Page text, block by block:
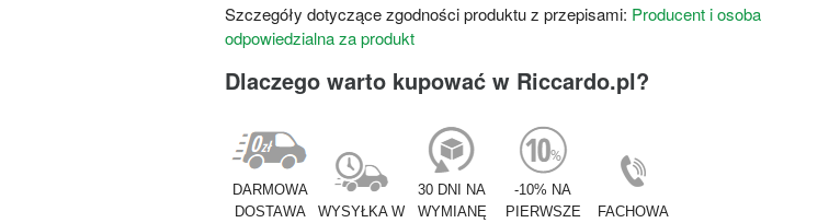
Szczegóły dotyczące zgodności produktu z przepisami: Producent i osoba
odpowiedzialna za produkt
Dlaczego warto kupować w Riccardo.pl?
DARMOWA
DOSTAWA
WYSYŁKA W
30 DNI NA
WYMIANĘ
-10% NA
PIERWSZE
FACHOWA